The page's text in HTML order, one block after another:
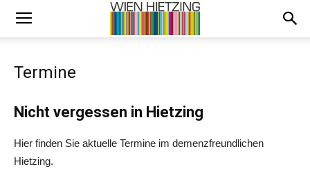
Termine
Nicht vergessen in Hietzing
Hier finden Sie aktuelle Termine im demenzfreundlichen
Hietzing.